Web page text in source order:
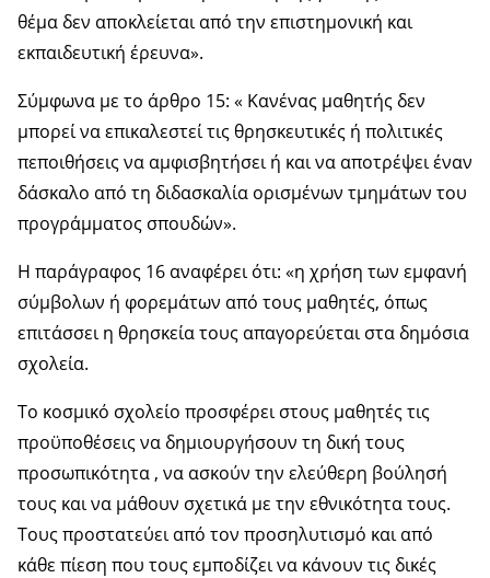
θέμα δεν αποκλείεται από την επιστημονική και
εκπαιδευτική έρευνα».
Σύμφωνα με το άρθρο 15: « Κανένας μαθητής δεν
μπορεί να επικαλεστεί τις θρησκευτικές ή πολιτικές
πεποιθήσεις να αμφισβητήσει ή και να αποτρέψει έναν
δάσκαλο από τη διδασκαλία ορισμένων τμημάτων του
προγράμματος σπουδών».
Η παράγραφος 16 αναφέρει ότι: «η χρήση των εμφανή
σύμβολων ή φορεμάτων από τους μαθητές, όπως
επιτάσσει η θρησκεία τους απαγορεύεται στα δημόσια
σχολεία.
Το κοσμικό σχολείο προσφέρει στους μαθητές τις
προϋποθέσεις να δημιουργήσουν τη δική τους
προσωπικότητα , να ασκούν την ελεύθερη βούλησή
τους και να μάθουν σχετικά με την εθνικότητα τους.
Τους προστατεύει από τον προσηλυτισμό και από
κάθε πίεση που τους εμποδίζει να κάνουν τις δικές